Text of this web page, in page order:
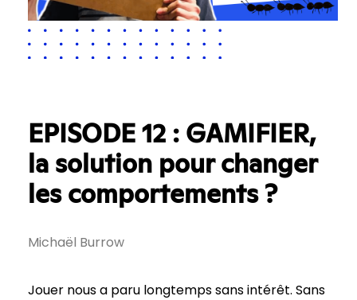
EPISODE 12 : GAMIFIER,
la solution pour changer
les comportements ?
Michaël Burrow
Jouer nous a paru longtemps sans intérêt. Sans